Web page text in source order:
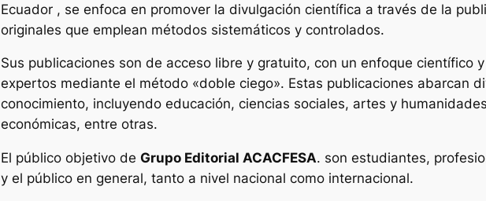
Ecuador , se enfoca en promover la divulgación científica a través de la
originales que emplean métodos sistemáticos y controlados.
Sus publicaciones son de acceso libre y gratuito, con un enfoque científico
expertos mediante el método «doble ciego». Estas publicaciones abarcan
conocimiento, incluyendo educación, ciencias sociales, artes y
económicas, entre otras.
El público objetivo de Grupo Editorial ACACFESA. son estudiantes,
y el público en general, tanto a nivel nacional como internacional.